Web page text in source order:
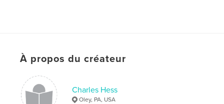
À propos du créateur
Charles Hess
Oley, PA, USA